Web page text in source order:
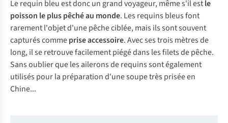
Le requin bleu est donc un grand voyageur, même s'il estle
poisson le plus pêché au monde. Les requins bleus font
rarement l'objet d'une pêche ciblée, mais ils sont souvent
capturés commeprise accessoire. Avec ses trois mètres de
long, il se retrouve facilement piégé dans les filets de pêche.
Sans oublier que les ailerons de requins sont également
utilisés pour la préparation d'une soupe très prisée en
Chine...